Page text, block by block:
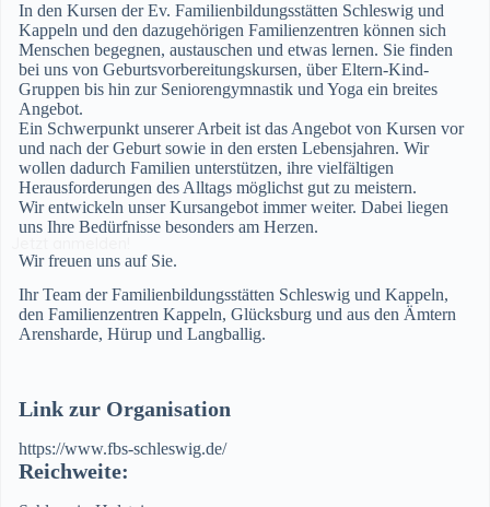
In den Kursen der Ev. Familienbildungsstätten Schleswig und
Kappeln und den dazugehörigen Familienzentren können sich
Menschen begegnen, austauschen und etwas lernen. Sie finden
bei uns von Geburtsvorbereitungskursen, über Eltern-Kind-
Gruppen bis hin zur Seniorengymnastik und Yoga ein breites
Angebot.
Ein Schwerpunkt unserer Arbeit ist das Angebot von Kursen vor
und nach der Geburt sowie in den ersten Lebensjahren. Wir
wollen dadurch Familien unterstützen, ihre vielfältigen
Herausforderungen des Alltags möglichst gut zu meistern.
Wir entwickeln unser Kursangebot immer weiter. Dabei liegen
uns Ihre Bedürfnisse besonders am Herzen.
Wir freuen uns auf Sie.
Ihr Team der Familienbildungsstätten Schleswig und Kappeln,
den Familienzentren Kappeln, Glücksburg und aus den Ämtern
Arensharde, Hürup und Langballig.
Link zur Organisation
https://www.fbs-schleswig.de/
Reichweite: